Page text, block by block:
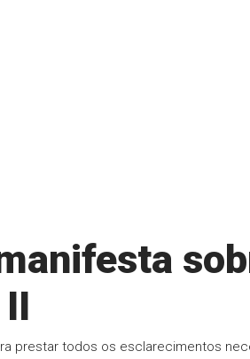
prestar todos os esclarecimentos